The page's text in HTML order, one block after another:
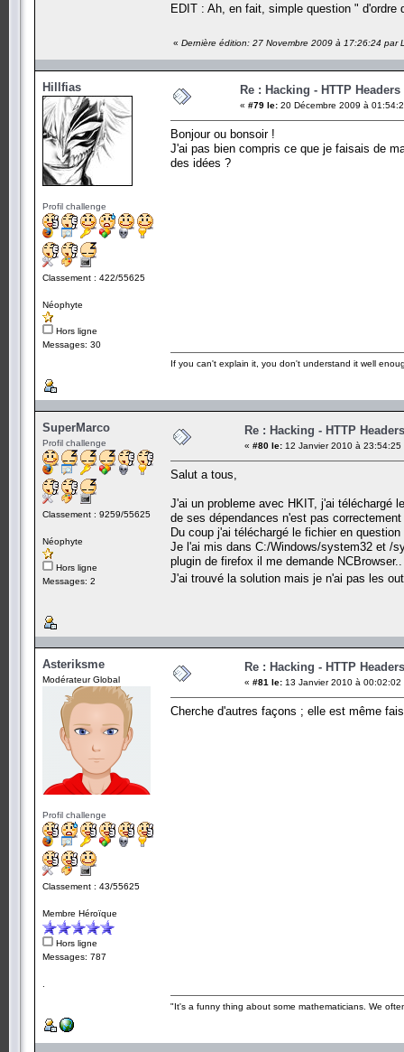
EDIT : Ah, en fait, simple question " d'ordre
« Dernière édition: 27 Novembre 2009 à 17:26:24 par
Hillfias
Profil challenge
Classement : 422/55625
Néophyte
Hors ligne
Messages: 30
Re : Hacking - HTTP Headers
« #79 le: 20 Décembre 2009 à
Bonjour ou bonsoir !
J'ai pas bien compris ce que je faisais de
des idées ?
If you can't explain it, you don't understand it well
SuperMarco
Profil challenge
Classement : 9259/55625
Néophyte
Hors ligne
Messages: 2
Re : Hacking - HTTP Headers
« #80 le: 12 Janvier 2010 à 23:54:25
Salut a tous,
J'ai un probleme avec HKIT, j'ai téléchargé
de ses dépendances n'est pas
Du coup j'ai téléchargé le fichier en
Je l'ai mis dans C:/Windows/system32 et /
plugin de firefox il me demande NCBrowser..
J'ai trouvé la solution mais je n'ai pas les
Asteriksme
Modérateur Global
Profil challenge
Classement : 43/55625
Membre Héroïque
Hors ligne
Messages: 787
Re : Hacking - HTTP Headers
« #81 le: 13 Janvier 2010 à 00:02:02
Cherche d'autres façons ; elle est même
"It's a funny thing about some mathematicians. We